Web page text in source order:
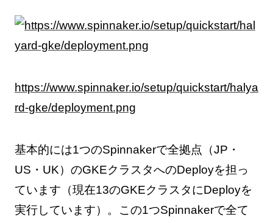
https://www.spinnaker.io/setup/quickstart/halya
rd-gke/deployment.png
基本的には1つのSpinnakerで全拠点（JP・
US・UK）のGKEクラスタへのDeployを担っ
ています（現在13のGKEクラスタにDeployを
実行しています）。この1つSpinnakerで全て